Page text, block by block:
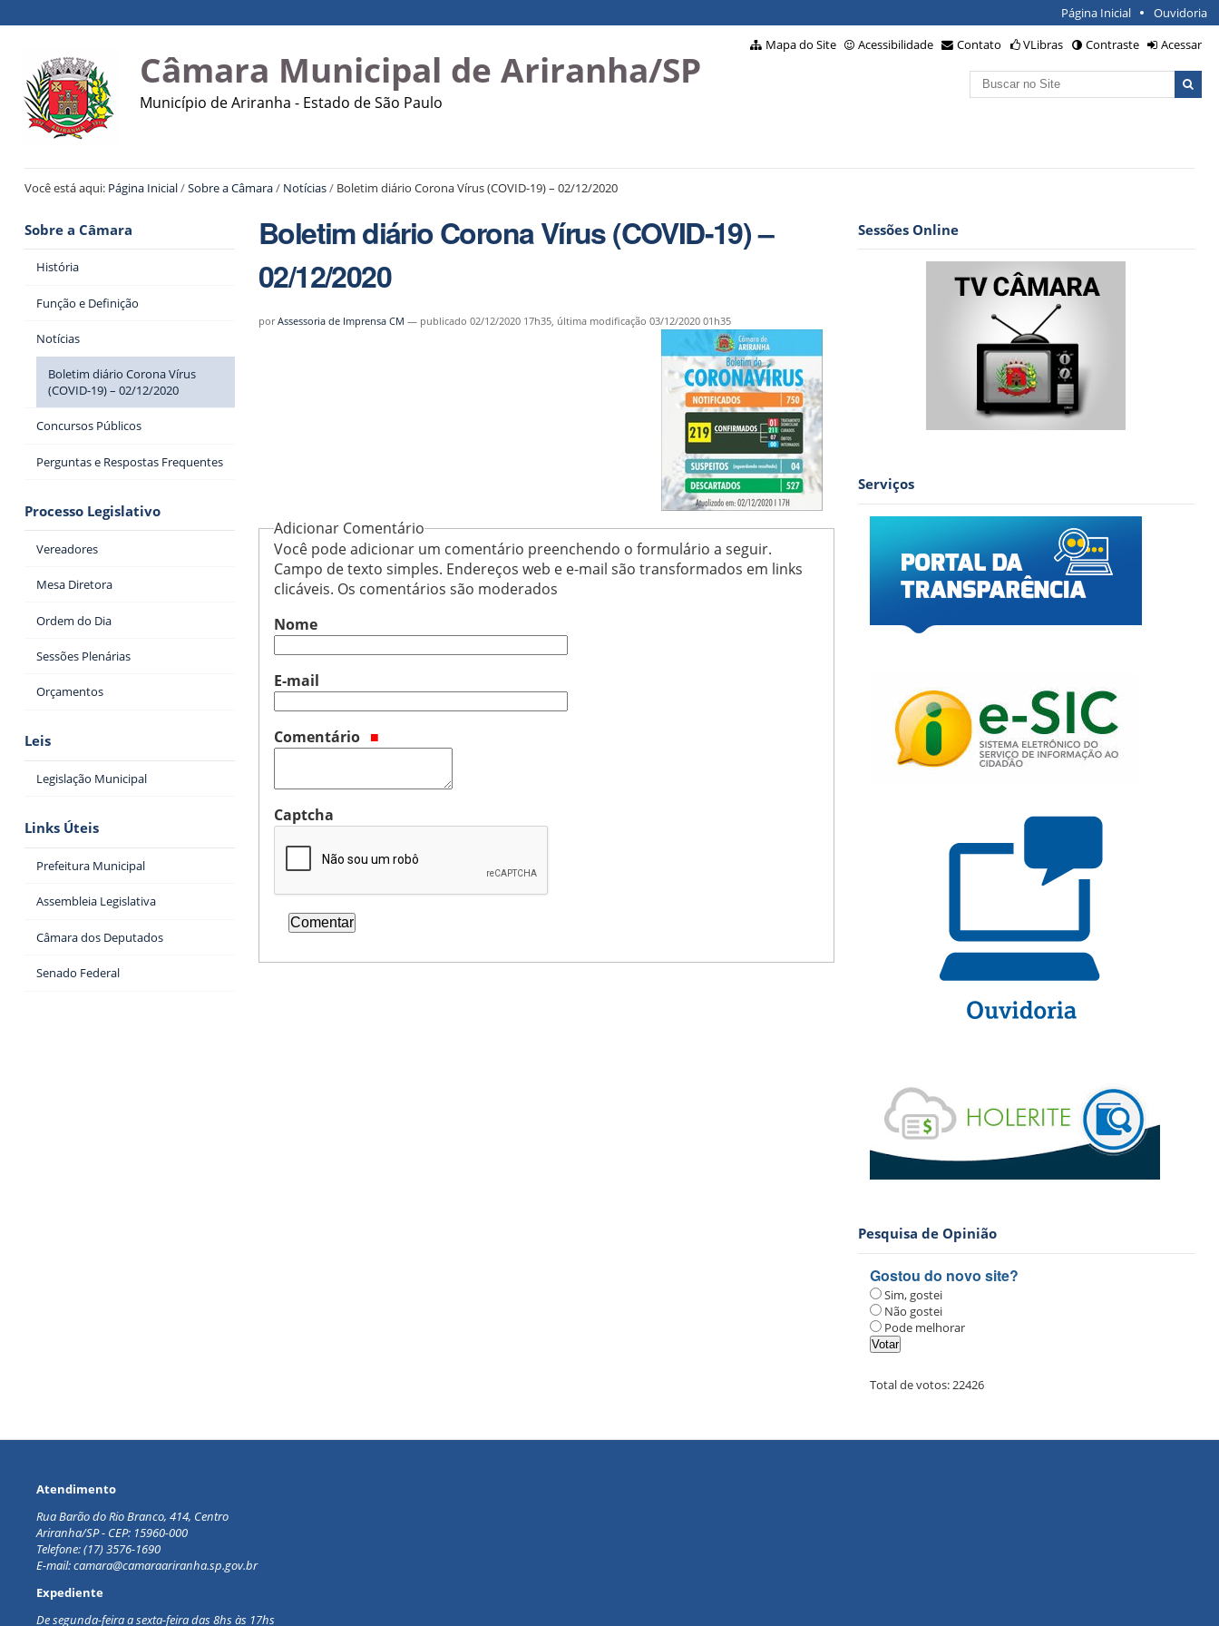
Página Inicial Ouvidoria
Câmara Municipal de Ariranha/SP
Município de Ariranha - Estado de São Paulo
Mapa do Site Acessibilidade Contato VLibras Contraste
Acessar
Busca
Você está aqui: Página Inicial/Sobre a Câmara/ Notícias/ Boletim diário Corona Vírus (COVID-19) – 02/12/2020
Sobre a Câmara
História
Função e Definição
Notícias
Boletim diário Corona Vírus
(COVID-19) – 02/12/2020
Concursos Públicos
Perguntas e Respostas Frequentes
Processo Legislativo
Vereadores
Mesa Diretora
Ordem do Dia
Sessões Plenárias
Orçamentos
Leis
Legislação Municipal
Links Úteis
Prefeitura Municipal
Assembleia Legislativa
Câmara dos Deputados
Senado Federal
Boletim diário Corona Vírus (COVID-19) –
02/12/2020
porAssessoria de Imprensa CM — publicado 02/12/2020 17h35, última modificação 03/12/2020 01h35
Adicionar Comentário
Você pode adicionar um comentário preenchendo o formulário a seguir.
Campo de texto simples. Endereços web e e-mail são transformados em links
clicáveis. Os comentários são moderados
Nome
E-mail
Comentário
Captcha
Sessões Online
Serviços
Pesquisa de Opinião
Gostou do novo site?
Sim, gostei
Não gostei
Pode melhorar
Total de votos:22426
Atendimento
Rua Barão do Rio Branco, 414, Centro
Ariranha/SP - CEP: 15960-000
Telefone: (17) 3576-1690
E-mail: camara@camaraariranha.sp.gov.br
Expediente
De segunda-feira a sexta-feira das 8hs às 17hs